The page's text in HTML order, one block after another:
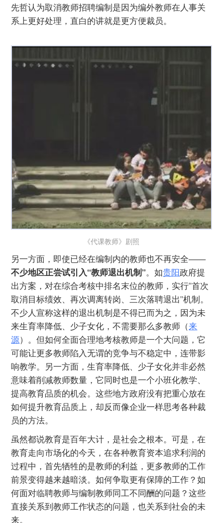
先哲认为取消教师招聘编制是因为编外教师在人事关
系上更好处理，直白的讲就是更方便裁员。
《代课教师》剧照
另一方面，即使已经在编制内的教师也不再安全——
不少地区正尝试引入“教师退出机制”。如贵阳政府提
出方案，对在综合考核中排名末位的教师，实行“首次
取消目标绩效、再次调离转岗、三次落聘退出”机制。
不少人宣称这样的退出机制是不得已而为之，因为未
来生育率降低、少子女化，不需要那么多教师（来
源）。但如何全面合理地考核教师是一个大问题，它
可能让更多教师陷入无谓的竞争与不稳定中，连带影
响教学。另一方面，生育率降低、少子女化并非必然
意味着削减教师数量，它同时也是一个小班化教学、
提高教育品质的机会。这些地方政府没有把重心放在
如何提升教育品质上，却反而像企业一样思考各种裁
员的方法。
虽然都说教育是百年大计，是社会之根本。可是，在
教育走向市场化的今天，在各种教育资本追求利润的
过程中，首先牺牲的是教师的利益，更多教师的工作
前景变得越来越暗淡。如何争取更有保障的工作？如
何面对临聘教师与编制教师同工不同酬的问题？这些
直接关系到教师工作状态的问题，也关系到社会的未
来。